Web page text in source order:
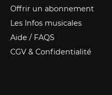
Offrir un abonnement
Les Infos musicales
Aide / FAQS
CGV & Confidentialité